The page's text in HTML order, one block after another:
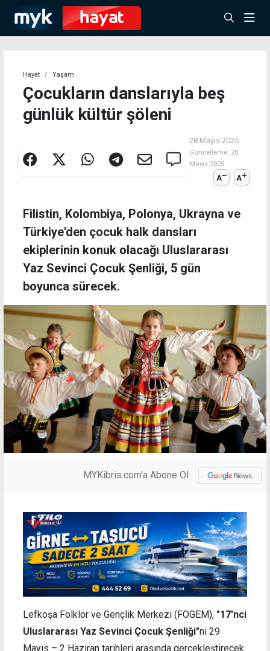
Hayat Yaşam
Çocukların danslarıyla beş
günlük kültür şöleni
28 Mayıs 2025
Güncelleme: 28
Mayıs 2025
A A
Filistin, Kolombiya, Polonya, Ukrayna ve
Türkiye'den çocuk halk dansları
ekiplerinin konuk olacağı Uluslararası
Yaz Sevinci Çocuk Şenliği, 5 gün
boyunca sürecek.
MYKibris.com'a Abone Ol
Lefkoşa Folklor ve Gençlik Merkezi (FOGEM), "17'nci
Uluslararası Yaz Sevinci Çocuk Şenliği"ni 29
Mayıs – 2 Haziran tarihleri arasında gerçekleştirecek.